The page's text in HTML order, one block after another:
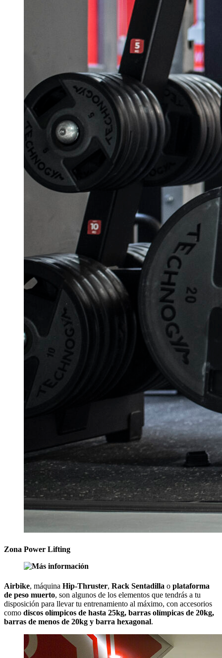
Zona Power Lifting
Airbike, máquina Hip-Thruster, Rack Sentadilla o plataforma
de peso muerto, son algunos de los elementos que tendrás a tu
disposición para llevar tu entrenamiento al máximo, con accesorios
como discos olímpicos de hasta 25kg, barras olímpicas de 20kg,
barras de menos de 20kg y barra hexagonal.